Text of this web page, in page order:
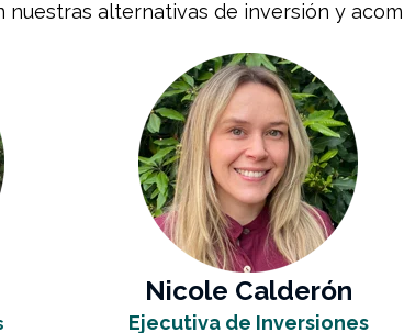
alternativas de inversión y
Nicole Calderón
Ejecutiva de Inversiones